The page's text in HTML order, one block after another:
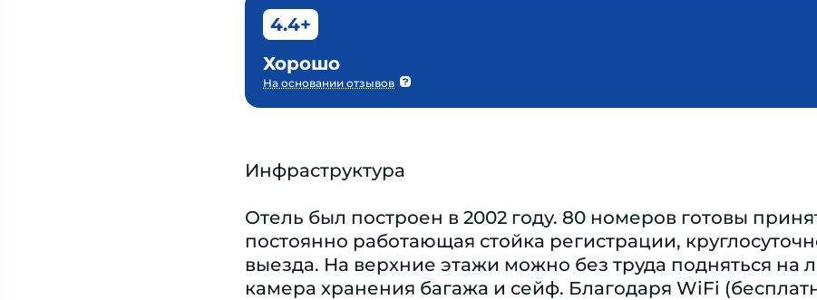
4.4+
Хорошо
На основании отзывов
Инфраструктура
Отель был построен в 2002 году. 80 номеров готовы
постоянно работающая стойка регистрации,
выезда. На верхние этажи можно без труда подняться на
камера хранения багажа и сейф. Благодаря WiFi